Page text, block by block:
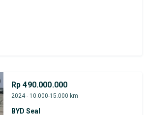
Rp 490.000.000
2024 - 10.000-15.000 km
BYD Seal